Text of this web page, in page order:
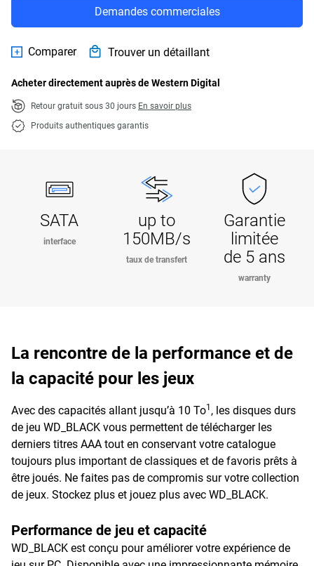
Demandes commerciales
Comparer Trouver un détaillant
Acheter directement auprès de Western Digital
Retour gratuit sous 30 jours En savoir plus
Produits authentiques garantis
SATA
interface
up to
150MB/s
taux de transfert
Garantie
limitée
de 5 ans
warranty
La rencontre de la performance et de
la capacité pour les jeux
Avec des capacités allant jusqu’à 10 To1 , les disques durs
de jeu WD_BLACK vous permettent de télécharger les
derniers titres AAA tout en conservant votre catalogue
toujours plus important de classiques et de favoris prêts à
être joués. Ne faites pas de compromis sur votre collection
de jeux. Stockez plus et jouez plus avec WD_BLACK.
Performance de jeu et capacité
WD_BLACK est conçu pour améliorer votre expérience de